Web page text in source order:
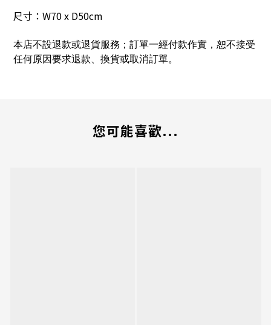
尺寸：W70 x D50cm
本店不設退款或退貨服務；訂單一經付款作實，恕不接受
任何原因要求退款、換貨或取消訂單。
您可能喜歡...